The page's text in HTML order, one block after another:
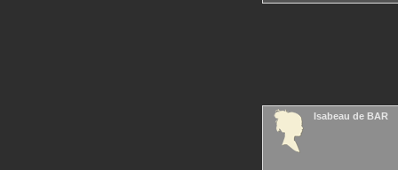
Isabeau de BAR